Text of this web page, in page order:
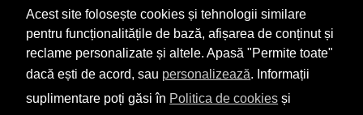
Acest site folosește cookies și tehnologii similare
pentru funcționalitățile de bază, afișarea de conținut și
reclame personalizate și altele. Apasă "Permite toate"
dacă ești de acord, sau personalizează. Informații
suplimentare poți găsi în Politica de cookies și